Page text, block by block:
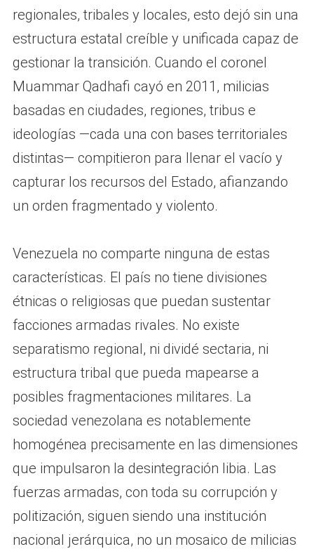
regionales, tribales y locales, esto dejó sin una
estructura estatal creíble y unificada capaz de
gestionar la transición. Cuando el coronel
Muammar Qadhafi cayó en 2011, milicias
basadas en ciudades, regiones, tribus e
ideologías —cada una con bases territoriales
distintas— compitieron para llenar el vacío y
capturar los recursos del Estado, afianzando
un orden fragmentado y violento.
Venezuela no comparte ninguna de estas
características. El país no tiene divisiones
étnicas o religiosas que puedan sustentar
facciones armadas rivales. No existe
separatismo regional, ni dividé sectaria, ni
estructura tribal que pueda mapearse a
posibles fragmentaciones militares. La
sociedad venezolana es notablemente
homogénea precisamente en las dimensiones
que impulsaron la desintegración libia. Las
fuerzas armadas, con toda su corrupción y
politización, siguen siendo una institución
nacional jerárquica, no un mosaico de milicias